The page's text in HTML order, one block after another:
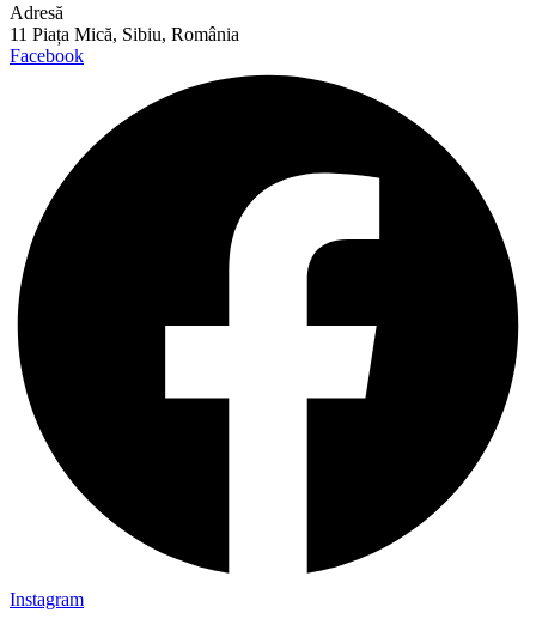
Adresă
11 Piața Mică, Sibiu, România
Facebook
Instagram